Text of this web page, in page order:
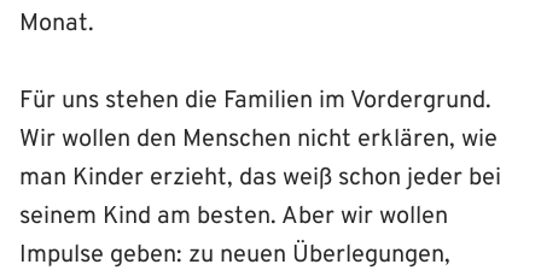
Monat.
Für uns stehen die Familien im Vordergrund.
Wir wollen den Menschen nicht erklären, wie
man Kinder erzieht, das weiß schon jeder bei
seinem Kind am besten. Aber wir wollen
Impulse geben: zu neuen Überlegungen,